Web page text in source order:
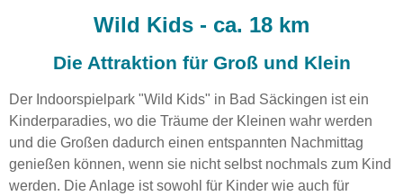
Wild Kids - ca. 18 km
Die Attraktion für Groß und Klein
Der Indoorspielpark "Wild Kids" in Bad Säckingen ist ein
Kinderparadies, wo die Träume der Kleinen wahr werden
und die Großen dadurch einen entspannten Nachmittag
genießen können, wenn sie nicht selbst nochmals zum Kind
werden. Die Anlage ist sowohl für Kinder wie auch für